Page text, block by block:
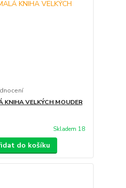
KNIHA VELKÝCH MOUDER
Skladem 18
do košíku